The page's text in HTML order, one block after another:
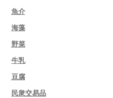
魚介
海藻
野菜
牛乳
豆腐
民衆交易品